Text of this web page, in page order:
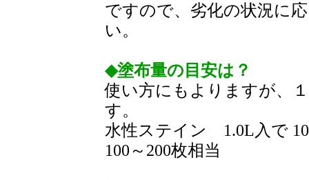
ですので、劣化の状況に
い。
◆塗布量の目安は？
使い方にもよりますが、
す。
水性ステイン 1.0L入で
100～200枚相当